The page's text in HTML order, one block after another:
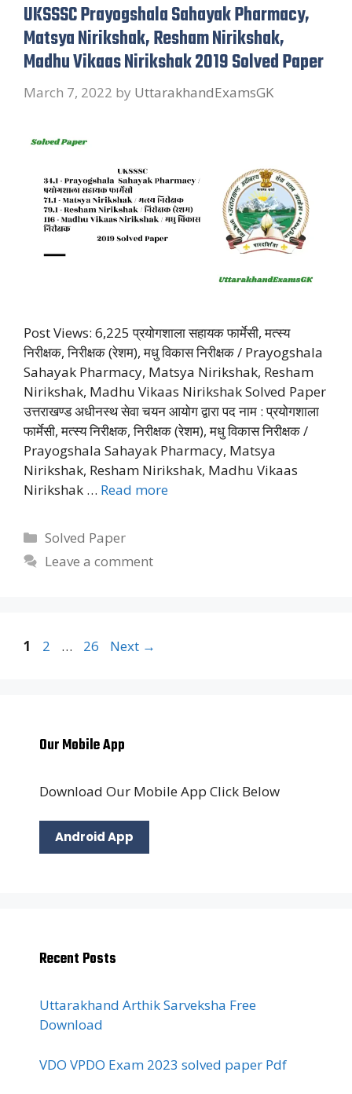
UKSSSC Prayogshala Sahayak Pharmacy,
Matsya Nirikshak, Resham Nirikshak,
Madhu Vikaas Nirikshak 2019 Solved Paper
March 7, 2022 by UttarakhandExamsGK
Post Views: 6,225 प्रयोगशाला सहायक फार्मेसी, मत्स्य
निरीक्षक, निरीक्षक (रेशम), मधु विकास निरीक्षक / Prayogshala
Sahayak Pharmacy, Matsya Nirikshak, Resham
Nirikshak, Madhu Vikaas Nirikshak Solved Paper
उत्तराखण्ड अधीनस्थ सेवा चयन आयोग द्वारा पद नाम : प्रयोगशाला
फार्मेसी, मत्स्य निरीक्षक, निरीक्षक (रेशम), मधु विकास निरीक्षक /
Prayogshala Sahayak Pharmacy, Matsya
Nirikshak, Resham Nirikshak, Madhu Vikaas
Nirikshak … Read more
Categories
Solved Paper
Leave a comment
Page
1 Page
2 … Page
26 Next →
Our Mobile App
Download Our Mobile App Click Below
Android App
Recent Posts
Uttarakhand Arthik Sarveksha Free
Download
VDO VPDO Exam 2023 solved paper Pdf